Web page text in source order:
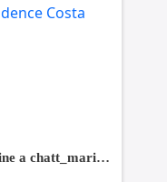
A Vendre villa avec piscine a chatt_mariem pré résidence Costa